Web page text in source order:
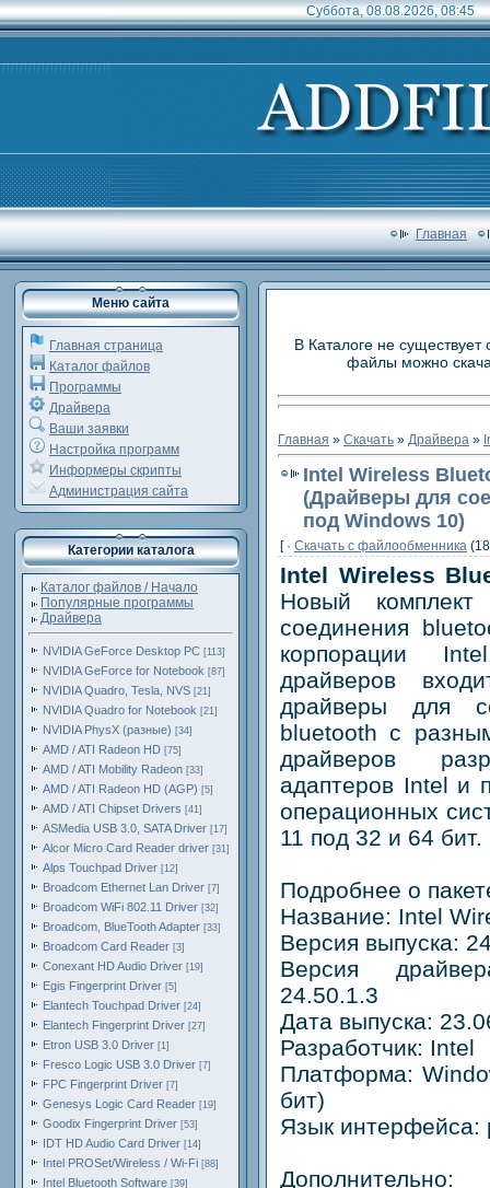
Суббота, 08.08.2026, 08:45
Главная
Меню сайта
Главная страница
Каталог файлов
Программы
Драйвера
Ваши заявки
Настройка программ
Информеры скрипты
Администрация сайта
Категории каталога
Каталог файлов / Начало
Популярные программы
Драйвера
NVIDIA GeForce Desktop PC [113]
NVIDIA GeForce for Notebook [87]
NVIDIA Quadro, Tesla, NVS [21]
NVIDIA Quadro for Notebook [21]
NVIDIA PhysX (разные) [34]
AMD / ATI Radeon HD [75]
AMD / ATI Mobility Radeon [33]
AMD / ATI Radeon HD (AGP) [5]
AMD / ATI Chipset Drivers [41]
ASMedia USB 3.0, SATA Driver [17]
Alcor Micro Card Reader driver [31]
Alps Touchpad Driver [12]
Broadcom Ethernet Lan Driver [7]
Broadcom WiFi 802.11 Driver [32]
Broadcom, BlueTooth Adapter [33]
Broadcom Card Reader [3]
Conexant HD Audio Driver [19]
Egis Fingerprint Driver [5]
Elantech Touchpad Driver [24]
Elantech Fingerprint Driver [27]
Etron USB 3.0 Driver [1]
Fresco Logic USB 3.0 Driver [7]
FPC Fingerprint Driver [7]
Genesys Logic Card Reader [19]
Goodix Fingerprint Driver [53]
IDT HD Audio Card Driver [14]
Intel PROSet/Wireless / Wi-Fi [88]
Intel Bluetooth Software [39]
В Каталоге не
файлы можно
Главная » Скачать » Драйвера »
Intel Wireless
(Драйверы для
под Windows 10)
[ · Скачать c файлообменника
Intel Wireless
Новый
соединения
корпорации
драйверов
драйверы для
bluetooth с
драйверов
адаптеров Intel и
операционных
11 под 32 и 64 бит.
Подробнее о
Название: Intel
Версия выпуска:
Версия
24.50.1.3
Дата выпуска:
Разработчик: Intel
Платформа:
бит)
Язык интерфейса:
Дополнительно: